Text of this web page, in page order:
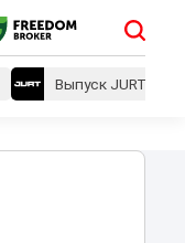
Выпуск JURT